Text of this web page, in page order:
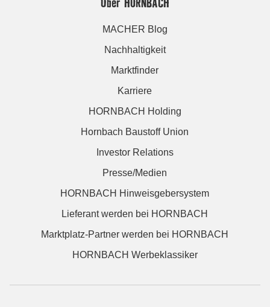
MACHER Blog
Nachhaltigkeit
Marktfinder
Karriere
HORNBACH Holding
Hornbach Baustoff Union
Investor Relations
Presse/Medien
HORNBACH Hinweisgebersystem
Lieferant werden bei HORNBACH
Marktplatz-Partner werden bei HORNBACH
HORNBACH Werbeklassiker